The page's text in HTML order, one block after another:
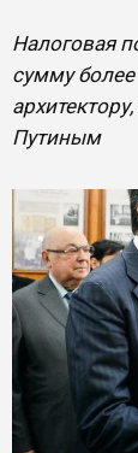
Налоговая
сумму
Путиным